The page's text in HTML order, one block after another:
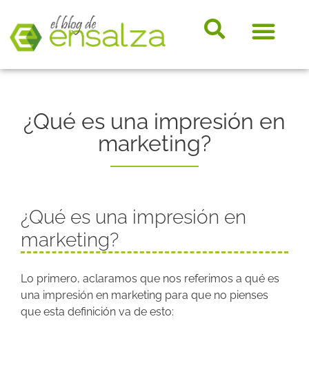
¿Qué es una impresión en
marketing?
¿Qué es una impresión en
marketing?
Lo primero, aclaramos que nos referimos a qué es
una impresión en marketing para que no pienses
que esta definición va de esto: